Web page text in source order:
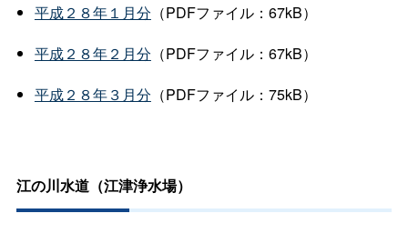
平成２８年１月分 （PDFファイル：67kB）
平成２８年２月分 （PDFファイル：67kB）
平成２８年３月分 （PDFファイル：75kB）
江の川水道（江津浄水場）